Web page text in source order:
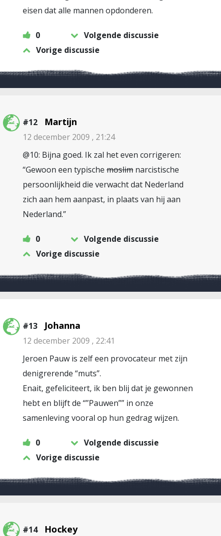
eisen dat alle mannen opdonderen.
0
Volgende discussie
Vorige discussie
#12 Martijn
12 december 2009 , 21:24
@10: Bijna goed. Ik zal het even corrigeren:
“Gewoon een typische moslim narcistische
persoonlijkheid die verwacht dat Nederland
zich aan hem aanpast, in plaats van hij aan
Nederland.”
0
Volgende discussie
Vorige discussie
#13 Johanna
12 december 2009 , 22:41
Jeroen Pauw is zelf een provocateur met zijn
denigrerende “muts”.
Enait, gefeliciteert, ik ben blij dat je gewonnen
hebt en blijft de “”Pauwen”” in onze
samenleving vooral op hun gedrag wijzen.
0
Volgende discussie
Vorige discussie
#14 Hockey